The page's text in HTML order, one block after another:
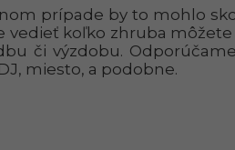
prípade by to mohlo
koľko zhruba
či výzdobu.
miesto, a podobne.